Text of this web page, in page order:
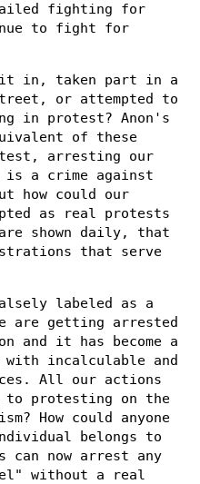
jailed fighting for
to fight for
in, taken part in a
or attempted to
in protest? Anon's
of these
arresting our
a crime against
how could our
as real protests
are shown daily, that
that serve
falsely labeled as a
are getting arrested
and it has become a
with incalculable and
All our actions
to protesting on the
How could anyone
belongs to
can now arrest any
without a real